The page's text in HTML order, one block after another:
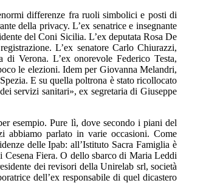
differenze fra ruoli simbolici e posti di
della privacy. L’ex senatrice e insegnante
del Coni Sicilia. L’ex deputata Rosa De
L’ex senatore Carlo Chiurazzi,
Verona. L’ex onorevole Federico Testa,
le elezioni. Idem per Giovanna Melandri,
E su quella poltrona è stato ricollocato
servizi sanitari», ex segretaria di Giuseppe
esempio. Pure lì, dove secondo i piani del
abbiamo parlato in varie occasioni. Come
delle Ipab: all’Istituto Sacra Famiglia è
Fiera. O dello sbarco di Maria Leddi
dei revisori della Unirelab srl, società
dell’ex responsabile di quel dicastero